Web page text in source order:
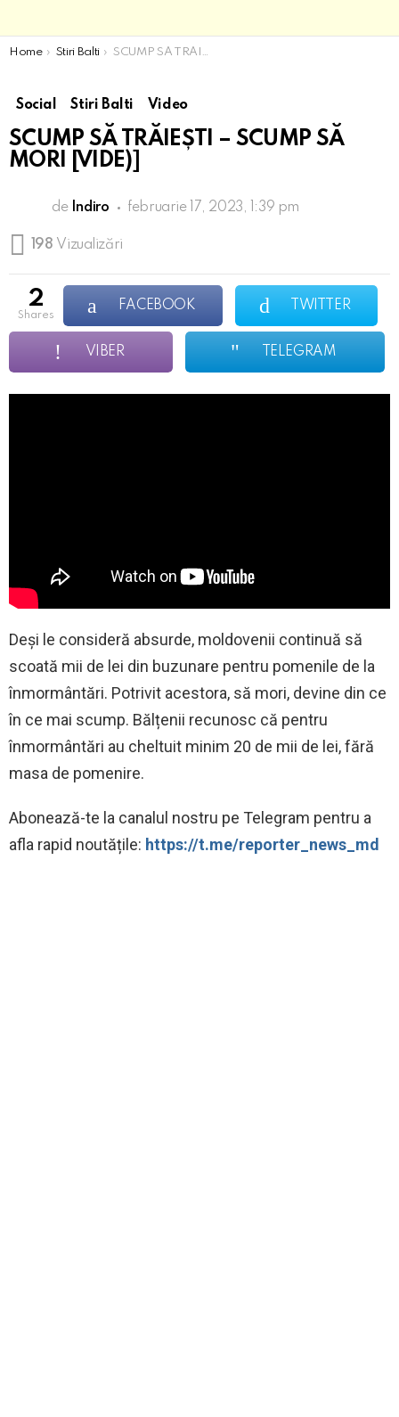
You are here:
Home Stiri Balti SCUMP SĂ TRĂIEȘTI – SCUMP SĂ MORI [VIDE)]
Social Stiri Balti Video
SCUMP SĂ TRĂIEȘTI – SCUMP SĂ
MORI [VIDE)]
de Indiro februarie 17, 2023, 1:39 pm
198 Vizualizări
2
shares
FACEBOOK TWITTER
VIBER TELEGRAM
Deși le consideră absurde, moldovenii continuă să
scoată mii de lei din buzunare pentru pomenile de la
înmormântări. Potrivit acestora, să mori, devine din ce
în ce mai scump. Bălțenii recunosc că pentru
înmormântări au cheltuit minim 20 de mii de lei, fără
masa de pomenire.
Abonează-te la canalul nostru pe Telegram pentru a
afla rapid noutățile: https://t.me/reporter_news_md